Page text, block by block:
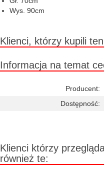
Wys. 90cm
Klienci, którzy kupili
Informacja na temat
Producent:
Dostępność:
Klienci którzy
również te: